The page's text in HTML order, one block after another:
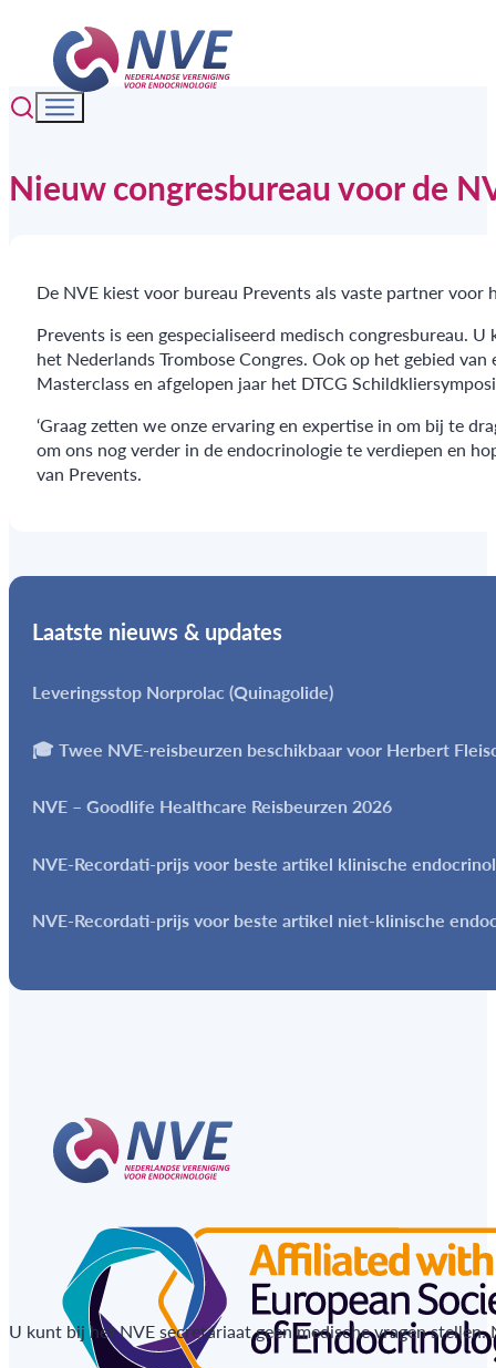
Nieuw congresbureau voor de
De NVE kiest voor bureau Prevents als vaste partner
Prevents is een gespecialiseerd medisch congresbureau.
het Nederlands Trombose Congres. Ook op het gebied
Masterclass en afgelopen jaar het DTCG
‘Graag zetten we onze ervaring en expertise in om bij te
om ons nog verder in de endocrinologie te verdiepen en
van Prevents.
Laatste nieuws & updates
Leveringsstop Norprolac (Quinagolide)
🎓 Twee NVE-reisbeurzen beschikbaar voor Herbert
NVE – Goodlife Healthcare Reisbeurzen 2026
NVE-Recordati-prijs voor beste artikel klinische
NVE-Recordati-prijs voor beste artikel niet-klinische
U kunt bij het NVE secretariaat geen medische vragen